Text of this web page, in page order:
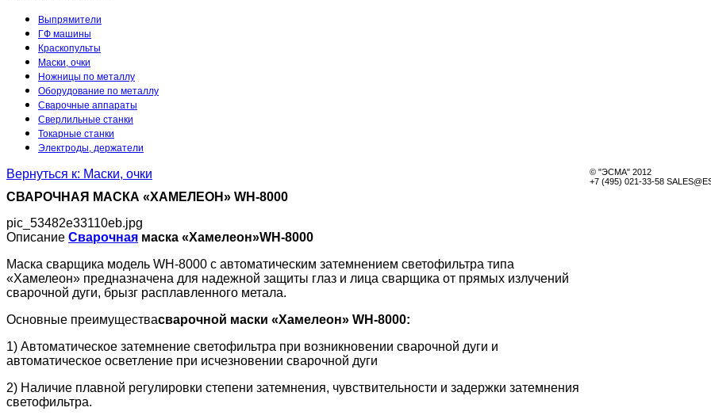
Выпрямители
ГФ машины
Краскопульты
Маски, очки
Ножницы по металлу
Оборудование по металлу
Сварочные аппараты
Сверлильные станки
Токарные станки
Электроды, держатели
Вернуться к: Маски, очки
СВАРОЧНАЯ МАСКА «ХАМЕЛЕОН» WH-8000
pic_53482e33110eb.jpg
Описание Сварочная маска «Хамелеон»WH-8000
Маска сварщика модель WH-8000 с автоматическим затемнением светофильтра типа
«Хамелеон» предназначена для надежной защиты глаз и лица сварщика от прямых излучений
сварочной дуги, брызг расплавленного метала.
Основные преимуществасварочной маски «Хамелеон» WH-8000:
1) Автоматическое затемнение светофильтра при возникновении сварочной дуги и
автоматическое осветление при исчезновении сварочной дуги
2) Наличие плавной регулировки степени затемнения, чувствительности и задержки затемнения
светофильтра.
© "ЭСМА" 2012
+7 (495) 021-33-58